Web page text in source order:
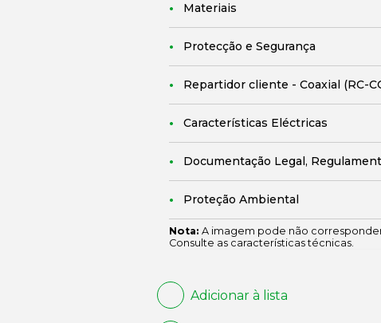
Materiais
Protecção e Segurança
Repartidor cliente - Coaxial (RC-
Características Eléctricas
Documentação Legal,
Proteção Ambiental
Nota: A imagem pode não
Consulte as características técnicas.
Adicionar à lista